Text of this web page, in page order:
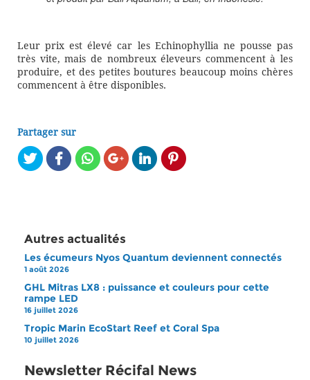
Leur prix est élevé car les Echinophyllia ne pousse pas
très vite, mais de nombreux éleveurs commencent à les
produire, et des petites boutures beaucoup moins chères
commencent à être disponibles.
Partager sur
Autres actualités
Les écumeurs Nyos Quantum deviennent connectés
1 août 2026
GHL Mitras LX8 : puissance et couleurs pour cette
rampe LED
16 juillet 2026
Tropic Marin EcoStart Reef et Coral Spa
10 juillet 2026
Newsletter Récifal News